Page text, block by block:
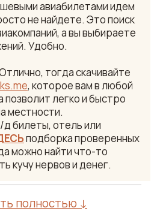
авиабилетами идем
не найдете. Это поиск
а вы выбираете
Удобно.
тогда скачивайте
, которое вам в любой
позволит легко и быстро
местности.
билеты, отель или
подборка проверенных
можно найти что-то
кучу нервов и денег.
полностью ↓